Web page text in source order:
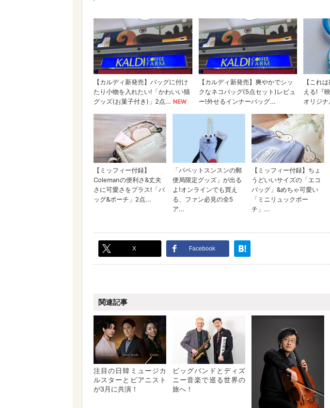
X Facebook
関連記事
注目の日韓ミュージカ
ルスターとピアニスト
が3月に共演！
ビッグバンドとディズ
ニー音楽で巡る世界の
旅へ！